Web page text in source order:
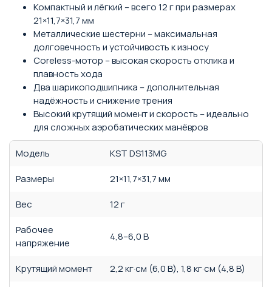
Компактный и лёгкий – всего 12 г при размерах
21×11,7×31,7 мм
Металлические шестерни – максимальная
долговечность и устойчивость к износу
Coreless-мотор – высокая скорость отклика и
плавность хода
Два шарикоподшипника – дополнительная
надёжность и снижение трения
Высокий крутящий момент и скорость – идеально
для сложных аэробатических манёвров
Модель
KST DS113MG
Размеры
21×11,7×31,7 мм
Вес
12 г
Рабочее
напряжение
4,8–6,0 В
Крутящий момент 2,2 кг·см (6,0 В), 1,8 кг·см (4,8 В)